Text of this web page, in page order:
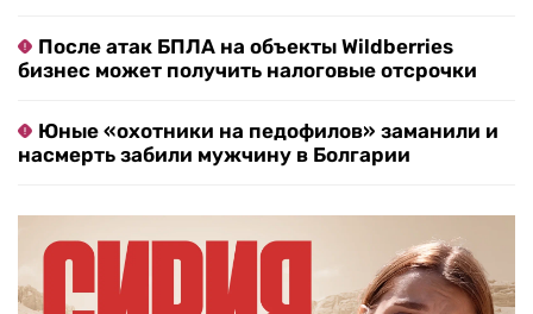
После атак БПЛА на объекты Wildberries
бизнес может получить налоговые отсрочки
Юные «охотники на педофилов» заманили и
насмерть забили мужчину в Болгарии